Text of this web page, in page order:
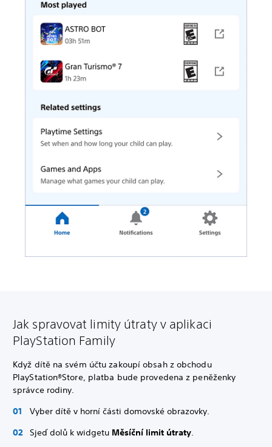
Jak spravovat limity útraty v aplikaci
PlayStation Family
Když dítě na svém účtu zakoupí obsah z obchodu
PlayStation®Store, platba bude provedena z peněženky
správce rodiny.
Vyber dítě v horní části domovské obrazovky.
Sjeď dolů k widgetu Měsíční limit útraty